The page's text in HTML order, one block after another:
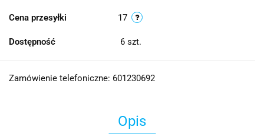
Cena przesyłki 17
Dostępność 6 szt.
Zamówienie telefoniczne: 601230692
Opis